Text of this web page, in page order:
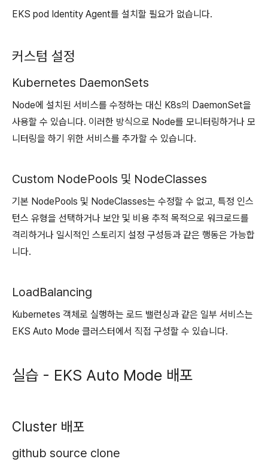
EKS pod Identity Agent를 설치할 필요가 없습니다.
커스텀 설정
Kubernetes DaemonSets
Node에 설치된 서비스를 수정하는 대신 K8s의 DaemonSet을
사용할 수 있습니다. 이러한 방식으로 Node를 모니터링하거나 모
니터링을 하기 위한 서비스를 추가할 수 있습니다.
Custom NodePools 및 NodeClasses
기본 NodePools 및 NodeClasses는 수정할 수 없고, 특정 인스
턴스 유형을 선택하거나 보안 및 비용 추적 목적으로 워크로드를
격리하거나 일시적인 스토리지 설정 구성등과 같은 행동은 가능합
니다.
LoadBalancing
Kubernetes 객체로 실행하는 로드 밸런싱과 같은 일부 서비스는
EKS Auto Mode 클러스터에서 직접 구성할 수 있습니다.
실습 - EKS Auto Mode 배포
Cluster 배포
github source clone